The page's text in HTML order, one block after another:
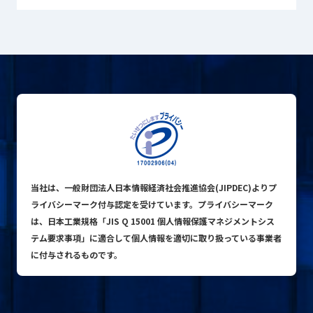
公式SNS
プライバシーポリシー
当社は、一般財団法人日本情報経済社会推進協会(JIPDEC)よりプ
ライバシーマーク付与認定を受けています。プライバシーマーク
は、日本工業規格「JIS Q 15001 個人情報保護マネジメントシス
テム要求事項」に適合して個人情報を適切に取り扱っている事業者
に付与されるものです。